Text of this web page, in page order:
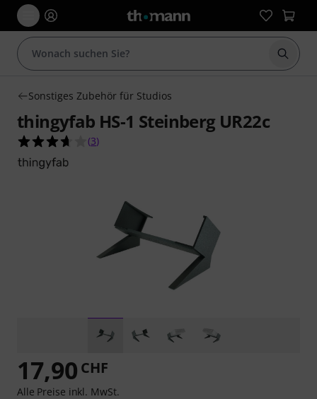
Suche
Sonstiges Zubehör für Studios
thingyfab HS-1 Steinberg UR22c
3.7 von 5 Sternen aus 3 Kundenbewertungen
(3)
17,90 CHF
Alle Preise inkl. MwSt.